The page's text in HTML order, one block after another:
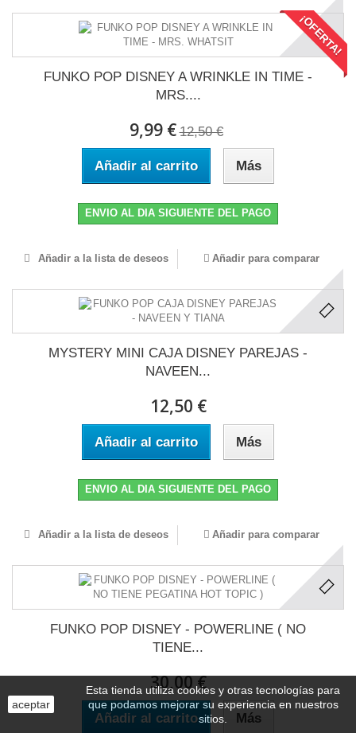
¡OFERTA!
FUNKO POP DISNEY A WRINKLE IN TIME -
MRS....
9,99 € 12,50 €
Añadir al carrito Más
ENVIO AL DIA SIGUIENTE DEL PAGO
Añadir a la lista de deseos Añadir para comparar
MYSTERY MINI CAJA DISNEY PAREJAS -
NAVEEN...
12,50 €
Añadir al carrito Más
ENVIO AL DIA SIGUIENTE DEL PAGO
Añadir a la lista de deseos Añadir para comparar
FUNKO POP DISNEY - POWERLINE ( NO
TIENE...
30,00 €
Añadir al carrito Más
aceptar
Esta tienda utiliza cookies y otras tecnologías para
que podamos mejorar su experiencia en nuestros
sitios.